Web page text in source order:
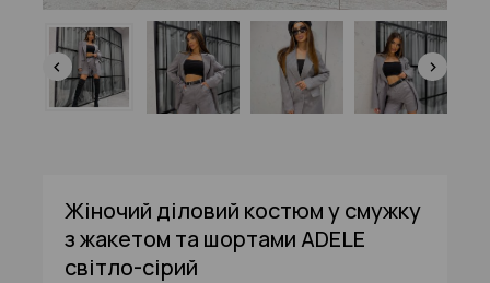
Жіночий діловий костюм у смужку
з жакетом та шортами ADELE
світло-сірий